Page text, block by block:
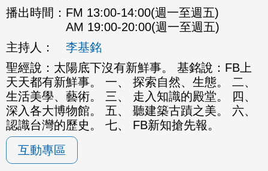
播出時間： FM 13:00-14:00(週一至週五)
AM 19:00-20:00(週一至週五)
主持人：
李基銘
聖經說：太陽底下沒有新鮮事。 基銘說：FB上
天天都有新鮮事。 一、 探索自然、生態。 二、
生活美學、藝術。 三、 走入知識的殿堂。 四、
深入各大博物館。 五、 聽建築古蹟之美。 六、
認識台灣的歷史。 七、 FB新知搶先報。
互動專區